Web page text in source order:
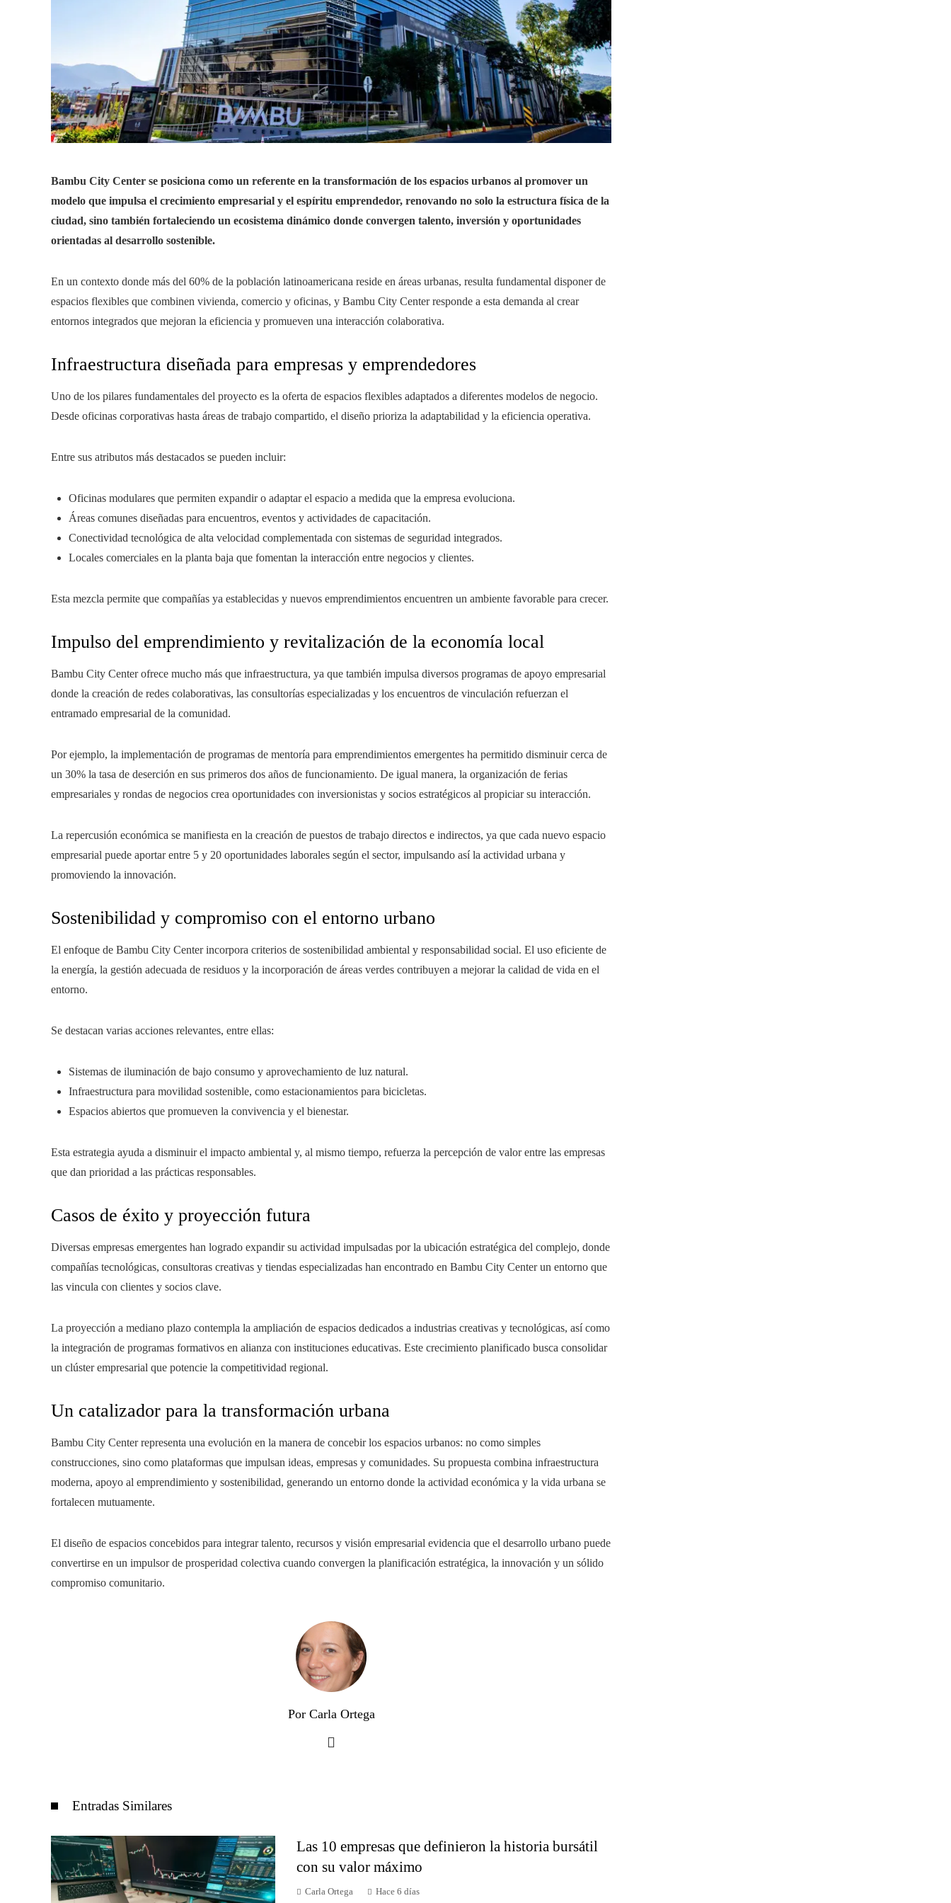
Bambu City Center se posiciona como un referente en la transformación de los espacios urbanos al promover un
modelo que impulsa el crecimiento empresarial y el espíritu emprendedor, renovando no solo la estructura física de la
ciudad, sino también fortaleciendo un ecosistema dinámico donde convergen talento, inversión y oportunidades
orientadas al desarrollo sostenible.
En un contexto donde más del 60% de la población latinoamericana reside en áreas urbanas, resulta fundamental disponer de
espacios flexibles que combinen vivienda, comercio y oficinas, y Bambu City Center responde a esta demanda al crear
entornos integrados que mejoran la eficiencia y promueven una interacción colaborativa.
Infraestructura diseñada para empresas y emprendedores
Uno de los pilares fundamentales del proyecto es la oferta de espacios flexibles adaptados a diferentes modelos de negocio.
Desde oficinas corporativas hasta áreas de trabajo compartido, el diseño prioriza la adaptabilidad y la eficiencia operativa.
Entre sus atributos más destacados se pueden incluir:
Oficinas modulares que permiten expandir o adaptar el espacio a medida que la empresa evoluciona.
Áreas comunes diseñadas para encuentros, eventos y actividades de capacitación.
Conectividad tecnológica de alta velocidad complementada con sistemas de seguridad integrados.
Locales comerciales en la planta baja que fomentan la interacción entre negocios y clientes.
Esta mezcla permite que compañías ya establecidas y nuevos emprendimientos encuentren un ambiente favorable para crecer.
Impulso del emprendimiento y revitalización de la economía local
Bambu City Center ofrece mucho más que infraestructura, ya que también impulsa diversos programas de apoyo empresarial
donde la creación de redes colaborativas, las consultorías especializadas y los encuentros de vinculación refuerzan el
entramado empresarial de la comunidad.
Por ejemplo, la implementación de programas de mentoría para emprendimientos emergentes ha permitido disminuir cerca de
un 30% la tasa de deserción en sus primeros dos años de funcionamiento. De igual manera, la organización de ferias
empresariales y rondas de negocios crea oportunidades con inversionistas y socios estratégicos al propiciar su interacción.
La repercusión económica se manifiesta en la creación de puestos de trabajo directos e indirectos, ya que cada nuevo espacio
empresarial puede aportar entre 5 y 20 oportunidades laborales según el sector, impulsando así la actividad urbana y
promoviendo la innovación.
Sostenibilidad y compromiso con el entorno urbano
El enfoque de Bambu City Center incorpora criterios de sostenibilidad ambiental y responsabilidad social. El uso eficiente de
la energía, la gestión adecuada de residuos y la incorporación de áreas verdes contribuyen a mejorar la calidad de vida en el
entorno.
Se destacan varias acciones relevantes, entre ellas:
Sistemas de iluminación de bajo consumo y aprovechamiento de luz natural.
Infraestructura para movilidad sostenible, como estacionamientos para bicicletas.
Espacios abiertos que promueven la convivencia y el bienestar.
Esta estrategia ayuda a disminuir el impacto ambiental y, al mismo tiempo, refuerza la percepción de valor entre las empresas
que dan prioridad a las prácticas responsables.
Casos de éxito y proyección futura
Diversas empresas emergentes han logrado expandir su actividad impulsadas por la ubicación estratégica del complejo, donde
compañías tecnológicas, consultoras creativas y tiendas especializadas han encontrado en Bambu City Center un entorno que
las vincula con clientes y socios clave.
La proyección a mediano plazo contempla la ampliación de espacios dedicados a industrias creativas y tecnológicas, así como
la integración de programas formativos en alianza con instituciones educativas. Este crecimiento planificado busca consolidar
un clúster empresarial que potencie la competitividad regional.
Un catalizador para la transformación urbana
Bambu City Center representa una evolución en la manera de concebir los espacios urbanos: no como simples
construcciones, sino como plataformas que impulsan ideas, empresas y comunidades. Su propuesta combina infraestructura
moderna, apoyo al emprendimiento y sostenibilidad, generando un entorno donde la actividad económica y la vida urbana se
fortalecen mutuamente.
El diseño de espacios concebidos para integrar talento, recursos y visión empresarial evidencia que el desarrollo urbano puede
convertirse en un impulsor de prosperidad colectiva cuando convergen la planificación estratégica, la innovación y un sólido
compromiso comunitario.
Por Carla Ortega
Entradas Similares
Las 10 empresas que definieron la historia bursátil
con su valor máximo
Carla Ortega Hace 6 días